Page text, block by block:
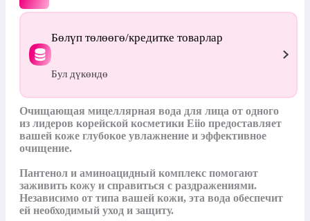
Бөлүп төлөөгө/кредитке товарлар
Бул дүкөндө
Очищающая мицеллярная вода для лица от одного
из лидеров корейской косметики Eiio предоставляет
вашей коже глубокое увлажнение и эффективное
очищение.
Пантенол и аминоацидный комплекс помогают
заживить кожу и справиться с раздражениями.
Независимо от типа вашей кожи, эта вода обеспечит
ей необходимый уход и защиту.